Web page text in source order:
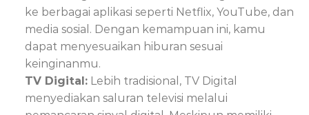
ke berbagai aplikasi seperti Netflix, YouTube, dan
media sosial. Dengan kemampuan ini, kamu
dapat menyesuaikan hiburan sesuai
keinginanmu.
TV Digital:Lebih tradisional, TV Digital
menyediakan saluran televisi melalui